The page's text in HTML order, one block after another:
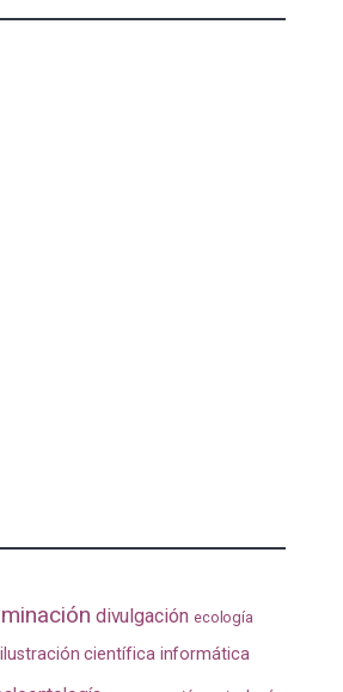
divulgación ecología
ilustración científica informática